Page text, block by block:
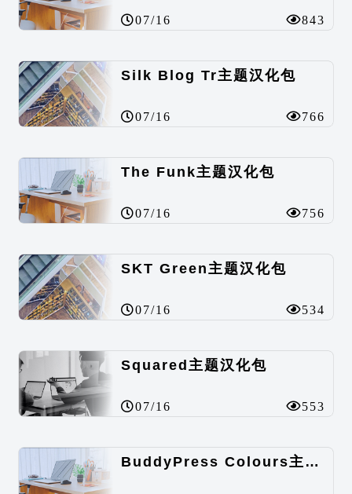
07/16 843
Silk Blog Tr主题汉化包
07/16 766
The Funk主题汉化包
07/16 756
SKT Green主题汉化包
07/16 534
Squared主题汉化包
07/16 553
BuddyPress Colours主题汉化包